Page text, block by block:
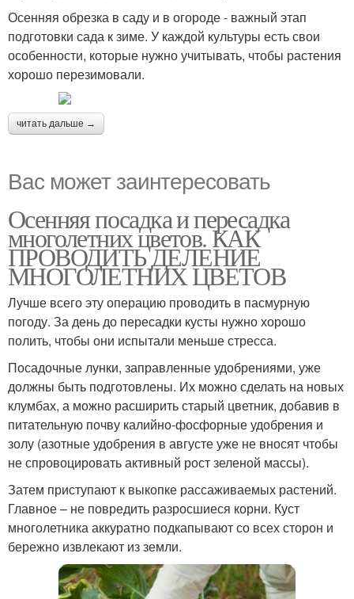
Осенняя обрезка в саду и в огороде - важный этап
подготовки сада к зиме. У каждой культуры есть свои
особенности, которые нужно учитывать, чтобы растения
хорошо перезимовали.
читать дальше →
Вас может заинтересовать
Осенняя посадка и пересадка
многолетних цветов. КАК
ПРОВОДИТЬ ДЕЛЕНИЕ
МНОГОЛЕТНИХ ЦВЕТОВ
Лучше всего эту операцию проводить в пасмурную
погоду. За день до пересадки кусты нужно хорошо
полить, чтобы они испытали меньше стресса.
Посадочные лунки, заправленные удобрениями, уже
должны быть подготовлены. Их можно сделать на новых
клумбах, а можно расширить старый цветник, добавив в
питательную почву калийно-фосфорные удобрения и
золу (азотные удобрения в августе уже не вносят чтобы
не спровоцировать активный рост зеленой массы).
Затем приступают к выкопке рассаживаемых растений.
Главное – не повредить разросшиеся корни. Куст
многолетника аккуратно подкапывают со всех сторон и
бережно извлекают из земли.